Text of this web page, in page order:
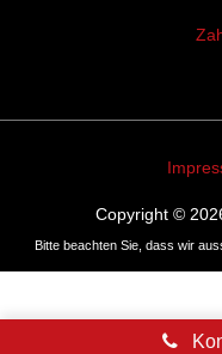
Copyright ©
Bitte beachten Sie, dass wir